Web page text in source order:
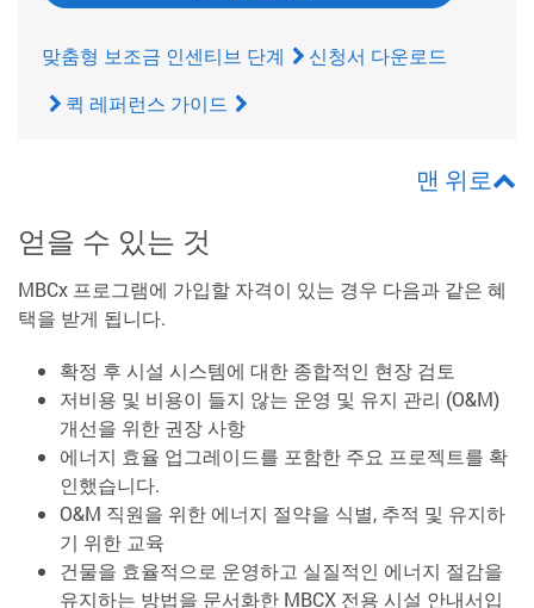
맞춤형 보조금 인센티브 단계
신청서 다운로드
퀵 레퍼런스 가이드
맨 위로
얻을 수 있는 것
MBCx 프로그램에 가입할 자격이 있는 경우 다음과 같은 혜
택을 받게 됩니다.
확정 후 시설 시스템에 대한 종합적인 현장 검토
저비용 및 비용이 들지 않는 운영 및 유지 관리 (O&M)
개선을 위한 권장 사항
에너지 효율 업그레이드를 포함한 주요 프로젝트를 확
인했습니다.
O&M 직원을 위한 에너지 절약을 식별, 추적 및 유지하
기 위한 교육
건물을 효율적으로 운영하고 실질적인 에너지 절감을
유지하는 방법을 문서화한 MBCX 전용 시설 안내서입